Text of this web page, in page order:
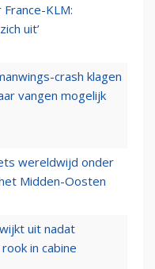
KLM:
uit’
crash klagen
vangen mogelijk
wereldwijd onder
Midden-Oosten
uit nadat
in cabine